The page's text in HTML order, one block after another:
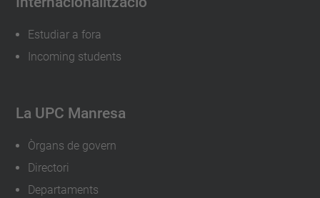
Estudiar a fora
Incoming students
La UPC Manresa
Òrgans de govern
Directori
Departaments